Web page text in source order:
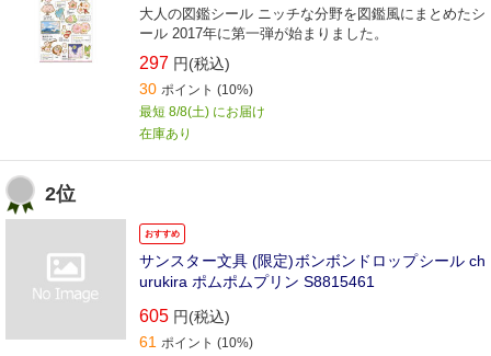
大人の図鑑シール ニッチな分野を図鑑風にまとめたシ
ール 2017年に第一弾が始まりました。
297 円(税込)
30 ポイント (10%)
最短 8/8(土) にお届け
在庫あり
2位
おすすめ
サンスター文具 (限定)ボンボンドロップシール ch
urukira ポムポムプリン S8815461
605 円(税込)
61 ポイント (10%)